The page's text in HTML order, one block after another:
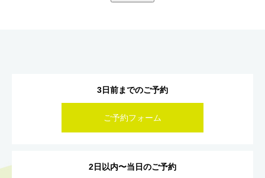
3日前までのご予約
ご予約フォーム
2日以内〜当日のご予約